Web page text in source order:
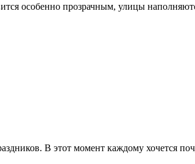
особенно прозрачным, улицы
В этот момент каждому хочется